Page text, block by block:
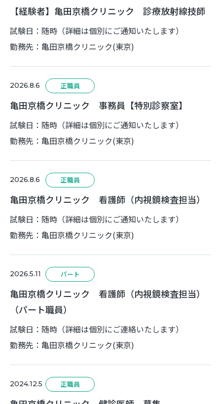
【経験者】亀田京橋クリニック 診療放射線技師
試験日：随時（詳細は個別にご通知いたします）
勤務先：亀田京橋クリニック(東京)
2026.8.6 正職員
亀田京橋クリニック 事務員【特別診察室】
試験日：随時（詳細は個別にご通知いたします）
勤務先：亀田京橋クリニック(東京)
2026.8.6 正職員
亀田京橋クリニック 看護師（内視鏡検査担当）
試験日：随時（詳細は個別にご通知いたします）
勤務先：亀田京橋クリニック(東京)
2026.5.11 パート
亀田京橋クリニック 看護師（内視鏡検査担当）
（パート職員）
試験日：随時（詳細は個別にご連絡いたします）
勤務先：亀田京橋クリニック(東京)
2024.12.5 正職員